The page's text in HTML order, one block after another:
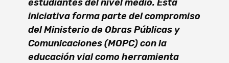
estudiantes del nivel medio. Esta
iniciativa forma parte del compromiso
del Ministerio de Obras Públicas y
Comunicaciones (MOPC) con la
educación vial como herramienta